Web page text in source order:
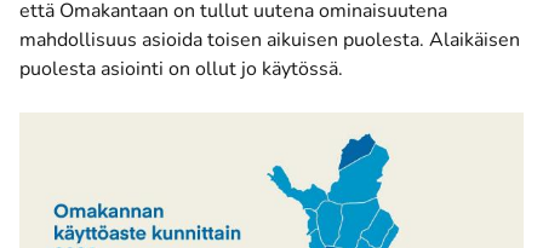
että Omakantaan on tullut uutena ominaisuutena
mahdollisuus asioida toisen aikuisen puolesta. Alaikäisen
puolesta asiointi on ollut jo käytössä.